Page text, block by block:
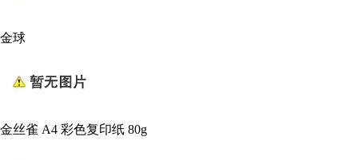
金球
金丝雀 A4 彩色复印纸 80g